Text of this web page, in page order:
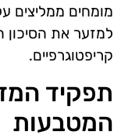
מומחים ממליצים
למזער את
קריפטוגרפיים.
תפקיד
המטבעות